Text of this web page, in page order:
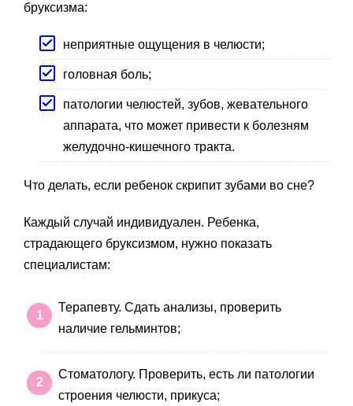
бруксизма:
неприятные ощущения в челюсти;
головная боль;
патологии челюстей, зубов, жевательного
аппарата, что может привести к болезням
желудочно-кишечного тракта.
Что делать, если ребенок скрипит зубами во сне?
Каждый случай индивидуален. Ребенка,
страдающего бруксизмом, нужно показать
специалистам:
Терапевту. Сдать анализы, проверить
наличие гельминтов;
Стоматологу. Проверить, есть ли патологии
строения челюсти, прикуса;